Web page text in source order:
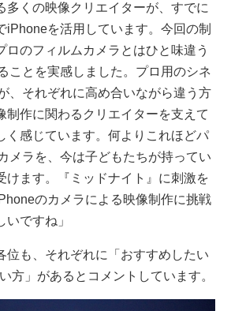
くの映像クリエイターが、すでに
iPhoneを活用しています。今回の制
ロのフィルムカメラとはひと味違う
ことを実感しました。プロ用のシネ
、それぞれに高め合いながら違う方
制作に関わるクリエイターを支えて
く感じています。何よりこれほどパ
メラを、今は子どもたちが持ってい
けます。『ミッドナイト』に刺激を
のカメラによる映像制作に挑戦
いですね」
も、それぞれに「おすすめしたい
方」があるとコメントしています。